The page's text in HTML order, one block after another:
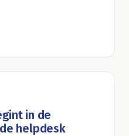
in de
helpdesk